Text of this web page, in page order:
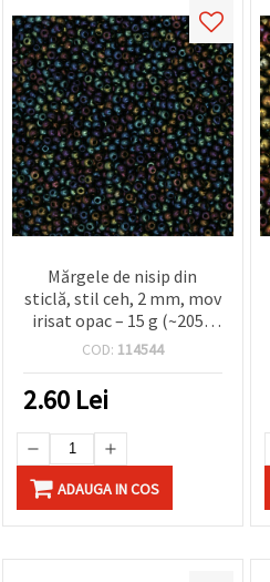
Mărgele de nisip din
sticlă, stil ceh, 2 mm, mov
irisat opac – 15 g (~2050
buc.)
COD: 114544
2.60 Lei
ADAUGA IN COS